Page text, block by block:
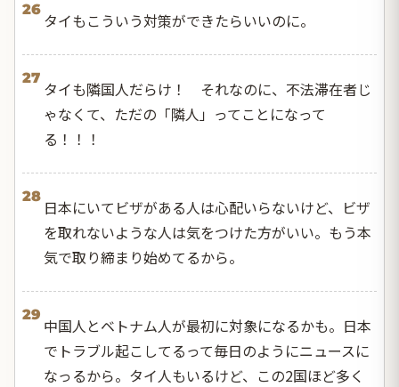
26
タイもこういう対策ができたらいいのに。
27
タイも隣国人だらけ！ それなのに、不法滞在者じ
ゃなくて、ただの「隣人」ってことになって
る！！！
28
日本にいてビザがある人は心配いらないけど、ビザ
を取れないような人は気をつけた方がいい。もう本
気で取り締まり始めてるから。
29
中国人とベトナム人が最初に対象になるかも。日本
でトラブル起こしてるって毎日のようにニュースに
なっるから。タイ人もいるけど、この2国ほど多く